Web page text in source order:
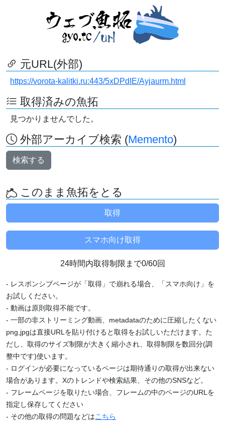
元URL(外部)
https://vorota-kalitki.ru:443/5xDPdIE/Ayjaurm.html
取得済みの魚拓
見つかりませんでした。
外部アーカイブ検索 (Memento)
検索する
このまま魚拓をとる
24時間内取得制限まで0/60回
- レスポンシブページが「取得」で崩れる場合、「スマホ向け」を
お試しください。
- 動画は原則取得不能です。
- 一部の非ストリーミング動画、metadataのために圧縮したくない
png,jpgは直接URLを貼り付けると取得をお試しいただけます。た
だし、取得のサイズ制限が大きく縮小され、取得制限を数回分(調
整中です)使います。
- ログインが必要になっているページは期待通りの取得が出来ない
場合があります。Xのトレンドや検索結果、その他のSNSなど。
- フレームページを取りたい場合、フレームの中のページのURLを
指定し保存してください
- その他の取得の問題などはこちら